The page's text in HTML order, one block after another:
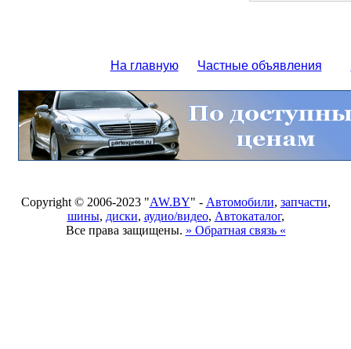
На главную Частные объявления
Copyright © 2006-2023 "AW.BY" - Автомобили, запчасти,
шины, диски, аудио/видео, Автокаталог,
Все права защищены. » Обратная связь «